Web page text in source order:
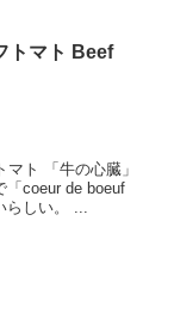
マト Beef
ト 「牛の心臓」
「coeur de boeuf
らしい。 ...